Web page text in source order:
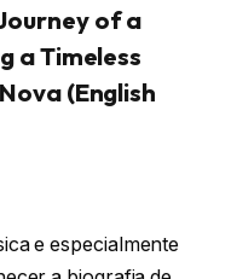
of a
a Timeless
(English
e especialmente